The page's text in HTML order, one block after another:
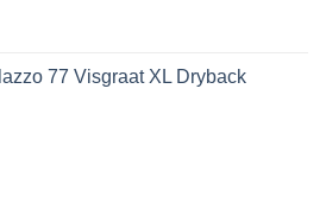
77 Visgraat XL Dryback